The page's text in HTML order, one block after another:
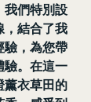
我們特別設
，結合了我
驗，為您帶
驗。在這一
薰衣草田的